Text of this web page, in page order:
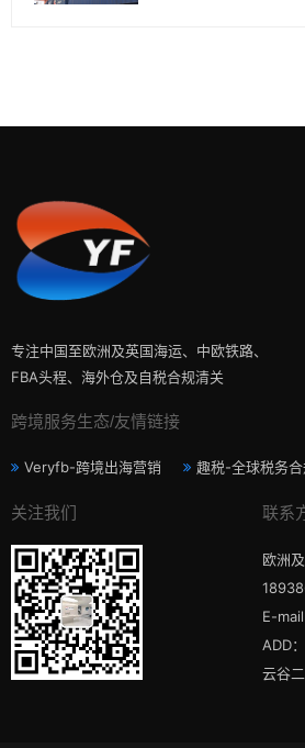
专注中国至欧洲及英国海运、中欧铁路、
FBA头程、海外仓及自税合规清关
跨境服务生态/友情链接
Veryfb-跨境出海营销 趣税-全球税务
关注我们 联系
欧洲
E-
ADD
云谷